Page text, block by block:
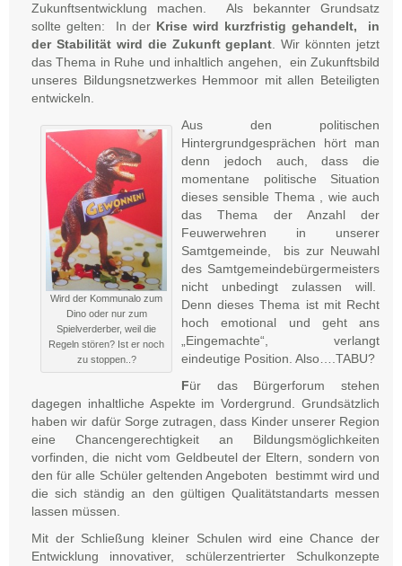
Zukunftsentwicklung machen. Als bekannter Grundsatz
sollte gelten: In der Krise wird kurzfristig gehandelt, in
der Stabilität wird die Zukunft geplant. Wir könnten jetzt
das Thema in Ruhe und inhaltlich angehen, ein Zukunftsbild
unseres Bildungsnetzwerkes Hemmoor mit allen Beteiligten
entwickeln.
Wird der Kommunalo zum
Dino oder nur zum
Spielverderber, weil die
Regeln stören? Ist er noch
zu stoppen..?
Aus den politischen
Hintergrundgesprächen hört man
denn jedoch auch, dass die
momentane politische Situation
dieses sensible Thema , wie auch
das Thema der Anzahl der
Feuwerwehren in unserer
Samtgemeinde, bis zur Neuwahl
des Samtgemeindebürgermeisters
nicht unbedingt zulassen will.
Denn dieses Thema ist mit Recht
hoch emotional und geht ans
„Eingemachte“, verlangt
eindeutige Position. Also….TABU?
Für das Bürgerforum stehen
dagegen inhaltliche Aspekte im Vordergrund. Grundsätzlich
haben wir dafür Sorge zutragen, dass Kinder unserer Region
eine Chancengerechtigkeit an Bildungsmöglichkeiten
vorfinden, die nicht vom Geldbeutel der Eltern, sondern von
den für alle Schüler geltenden Angeboten bestimmt wird und
die sich ständig an den gültigen Qualitätstandarts messen
lassen müssen.
Mit der Schließung kleiner Schulen wird eine Chance der
Entwicklung innovativer, schülerzentrierter Schulkonzepte